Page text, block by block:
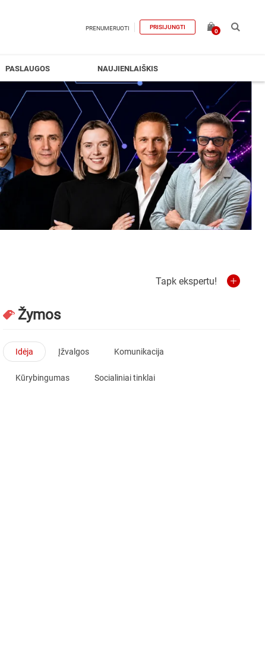
PRENUMERUOTI PRISIJUNGTI
0
PASLAUGOS NAUJIENLAIŠKIS
Tapk ekspertu!
Žymos
Idėja Įžvalgos Komunikacija
Kūrybingumas Socialiniai tinklai